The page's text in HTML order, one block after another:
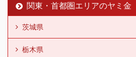
関東・首都圏エリアのヤミ金
茨城県
栃木県